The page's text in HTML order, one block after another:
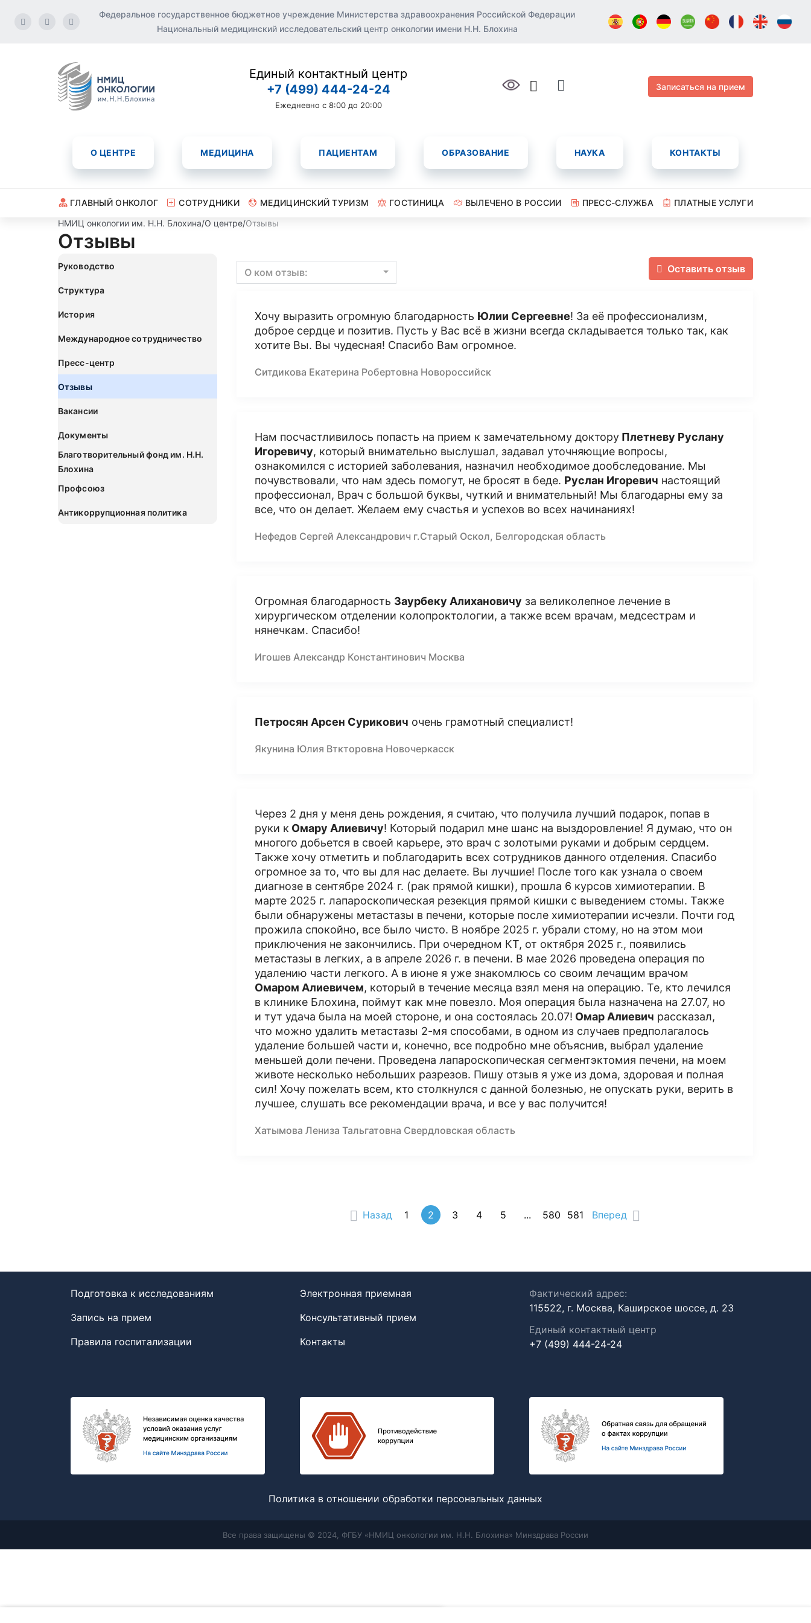
Федеральное государственное бюджетное учреждение Министерства здравоохранения Российской Федерации
Национальный медицинский исследовательский центр онкологии имени Н.Н. Блохина
Единый контактный центр
+7 (499) 444-24-24
Ежедневно с 8:00 до 20:00
Записаться на прием
О ЦЕНТРЕ МЕДИЦИНА ПАЦИЕНТАМ ОБРАЗОВАНИЕ НАУКА КОНТАКТЫ
ГЛАВНЫЙ ОНКОЛОГ СОТРУДНИКИ МЕДИЦИНСКИЙ ТУРИЗМ ГОСТИНИЦА ВЫЛЕЧЕНО В РОССИИ ПРЕСС-СЛУЖБА
ПЛАТНЫЕ УСЛУГИ
НМИЦ онкологии им. Н.Н. Блохина/О центре/Отзывы
Отзывы
Руководство
Структура
История
Международное сотрудничество
Пресс-центр
Отзывы
Вакансии
Документы
Благотворительный фонд им. Н.Н.
Блохина
Профсоюз
Антикоррупционная политика
Оставить отзыв
О ком отзыв:
Хочу выразить огромную благодарность Юлии Сергеевне! За её профессионализм,
доброе сердце и позитив. Пусть у Вас всё в жизни всегда складывается только так, как
хотите Вы. Вы чудесная! Спасибо Вам огромное.
Ситдикова Екатерина Робертовна Новороссийск
Нам посчастливилось попасть на прием к замечательному докторуПлетневу Руслану
Игоревичу, который внимательно выслушал, задавал уточняющие вопросы,
ознакомился с историей заболевания, назначил необходимое дообследование. Мы
почувствовали, что нам здесь помогут, не бросят в беде. Руслан Игоревич настоящий
профессионал, Врач с большой буквы, чуткий и внимательный! Мы благодарны ему за
все, что он делает. Желаем ему счастья и успехов во всех начинаниях!
Нефедов Сергей Александрович г.Старый Оскол, Белгородская область
Огромная благодарность Заурбеку Алихановичу за великолепное лечение в
хирургическом отделении колопроктологии, а также всем врачам, медсестрам и
нянечкам. Спасибо!
Игошев Александр Константинович Москва
Петросян Арсен Сурикович очень грамотный специалист!
Якунина Юлия Вткторовна Новочеркасск
Через 2 дня у меня день рождения, я считаю, что получила лучший подарок, попав в
руки к Омару Алиевичу! Который подарил мне шанс на выздоровление! Я думаю, что он
многого добьется в своей карьере, это врач с золотыми руками и добрым сердцем.
Также хочу отметить и поблагодарить всех сотрудников данного отделения. Спасибо
огромное за то, что вы для нас делаете. Вы лучшие! После того как узнала о своем
диагнозе в сентябре 2024 г. (рак прямой кишки), прошла 6 курсов химиотерапии​. В
марте 2025 г. лапароскопическая резекция прямой кишки с выведением стомы. Также
были обнаружены метастазы в печени, которые после химиотерапии исчезли. Почти год
прожила спокойно, все было чисто. В ноябре 2025 г. убрали стому, но на этом мои
приключения не закончились. При очередном КТ​, от октября 2025 г., появились
метастазы в легких, а в апреле 2026 г. в печени. В мае 2026 проведена операция по
удалению части легкого. А в июне я уже знакомлюсь со своим лечащим врачом
Омаром Алиевичем, который в течение месяца взял меня на операцию. Те, кто лечился
в клинике Блохина, поймут как мне повезло. Моя операция была назначена на 27.07, но
и тут удача была на моей стороне, и она состоялась 20.07! Омар Алиевич рассказал,
что можно удалить метастазы 2-мя способами, в одном из случаев предполагалось
удаление большей части и, конечно, все подробно мне объяснив, выбрал удаление
меньшей доли печени. Проведена лапароскопическая сегментэктомия печени, на моем
животе несколько небольших разрезов. Пишу отзыв я уже из дома, здоровая и полная
сил! Хочу пожелать всем, кто столкнулся с данной болезнью, не опускать руки, верить в
лучшее, слушать все рекомендации врача, и все у вас получится!
Хатымова Лениза Тальгатовна Свердловская область
Назад 1 2 3 4 5 ... 580 581 Вперед
Подготовка к исследованиям
Запись на прием
Правила госпитализации
Электронная приемная
Консультативный прием
Контакты
Фактический адрес:
115522, г. Москва, Каширское шоссе, д. 23
Единый контактный центр
+7 (499) 444-24-24
Политика в отношении обработки персональных данных
Все права защищены © 2024, ФГБУ «НМИЦ онкологии им. Н.Н. Блохина» Минздрава России